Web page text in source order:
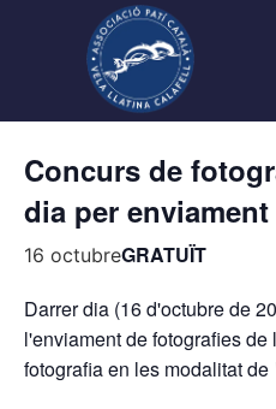
« Tots els Esdeveniments
Concurs de
dia per
16 octubreGRATUÏT
Darrer dia (16 d'octubre de
l'enviament de fotografies
fotografia en les modalitat de